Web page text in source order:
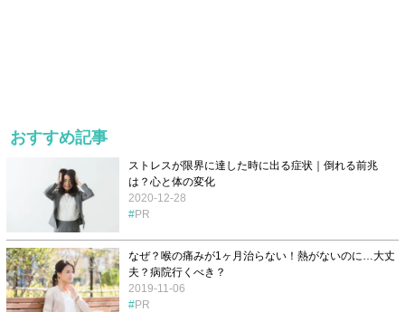
おすすめ記事
ストレスが限界に達した時に出る症状｜倒れる前兆
は？心と体の変化
2020-12-28
PR
なぜ？喉の痛みが1ヶ月治らない！熱がないのに…大丈
夫？病院行くべき？
2019-11-06
PR